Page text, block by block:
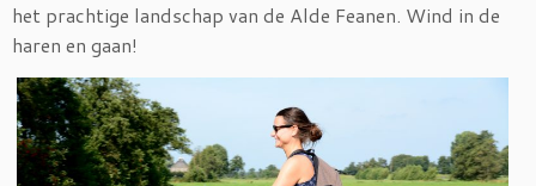
het prachtige landschap van de Alde Feanen. Wind in de
haren en gaan!